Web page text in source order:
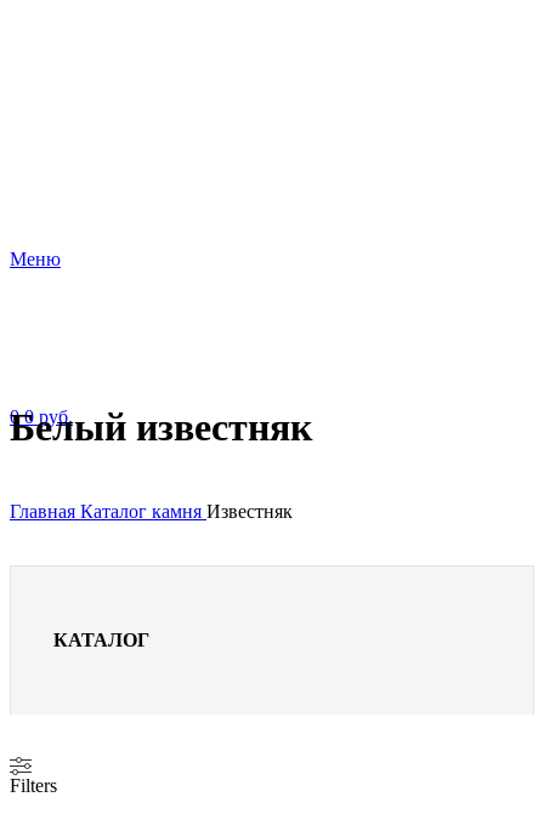
Меню
00 руб.
Белый известняк
Главная Каталог камня Известняк
КАТАЛОГ
Filters